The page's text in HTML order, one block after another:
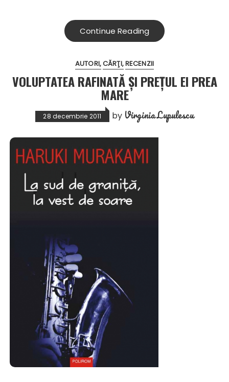
Continue Reading
AUTORI CĂRŢI RECENZII
VOLUPTATEA RAFINATĂ ŞI PREŢUL EI PREA
MARE
28 decembrie 2011 by Virginia Lupulescu